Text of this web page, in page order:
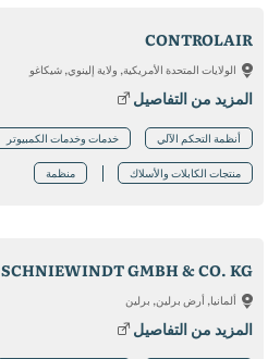
CONTROLAIR
الولايات المتحدة الأمريكية, ولاية إلينوي, شيكاغو
المزيد من التفاصيل
أنظمة التحكم الآلي خدمات وخدمات الكمبيوتر
منتجات الكابلات والأسلاك منظمة
SCHNIEWINDT GMBH & CO. KG
ألمانيا, أرض برلين, برلين
المزيد من التفاصيل